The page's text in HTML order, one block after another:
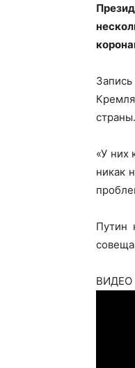
страны.
«У них
никак
Путин
ВИДЕО